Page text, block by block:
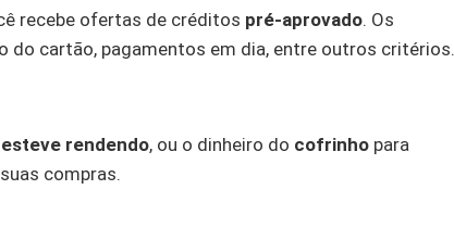
recebe ofertas de créditos pré-aprovado. Os
cartão, pagamentos em dia, entre outros critérios.
rendendo, ou o dinheiro do cofrinho para
compras.